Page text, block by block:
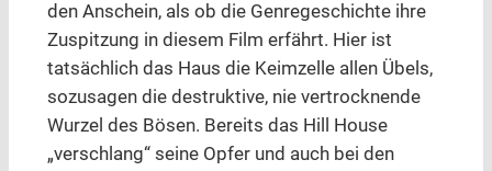
den Anschein, als ob die Genregeschichte ihre
Zuspitzung in diesem Film erfährt. Hier ist
tatsächlich das Haus die Keimzelle allen Übels,
sozusagen die destruktive, nie vertrocknende
Wurzel des Bösen. Bereits das Hill House
„verschlang“ seine Opfer und auch bei den